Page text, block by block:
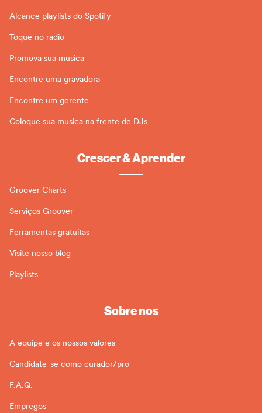
Alcance playlists do Spotify
Toque no radio
Promova sua musica
Encontre uma gravadora
Encontre um gerente
Coloque sua musica na frente de DJs
Crescer & Aprender
Groover Charts
Serviços Groover
Ferramentas gratuitas
Visite nosso blog
Playlists
Sobre nos
A equipe e os nossos valores
Candidate-se como curador/pro
F.A.Q.
Empregos